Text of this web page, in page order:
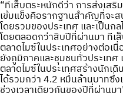
“ทีเส็บตระหนักดีว่า การส่งเสริ
เข้มแข็งคือรากฐานสำคัญที่จะ
โดยรวมของประเทศ และเป็น
โดยตลอดกว่าสิบปีที่ผ่านมา ทีเ
ตลาดไมซ์ในประเทศอย่างต่อเ
ยังภูมิภาคและชุมชนทั่วประเท
ตลาดไมซ์ในประเทศสร้างนักเ
ได้รวมกว่า 4.2 หมื่นล้านบาทซึ่
ช่วงเวลาเดียวกันของปีที่ผ่านม